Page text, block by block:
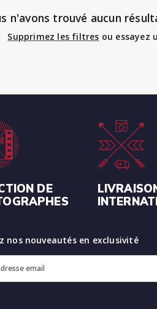
n'avons trouvé aucun
Supprimez les filtres ou essayez
DE
nos nouveautés en exclusivité